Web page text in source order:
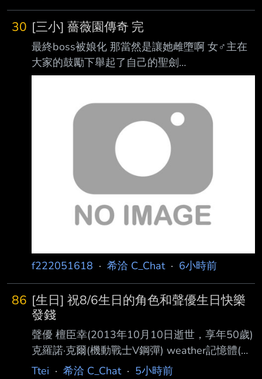
根本不是，那在吠吠什麼？） /// 我不算死忠FE
粉-- /風花雪月四線全通關，遊玩時數大概800+
（本命：帝彌托利！） /風花雪月無雙紅藍通
關，遊玩時數大概300+ （黃沒通關單純庫洛德
款，在初始選角時都沒有稱呼男女，只有名字和
30 [三小] 薔薇園傳奇 完
最終boss被娘化 那當然是讓她雌墮啊 女♂主在
大家的鼓勵下舉起了自己的聖劍
https://imgpoi.com/i/OFNE8G.png 操你全家
運(娘)在男女主的齊心協力(３Ｐ)下回歸自然
https://imgpoi.com/i/OFNVL9.png 男主齊格短暫
活了又死了 最終結局女主鴒為了復活男主踏上
了旅程 https://imgpoi.com/i/OFND95.png
https://imgpoi.com/i/OFN
f222051618 · 希洽 C_Chat· 6小時前
86 [生日] 祝8/6生日的角色和聲優生日快樂
發錢
聲優 檀臣幸(2013年10月10日逝世，享年50歲)
克羅諾·克爾(機動戰士V鋼彈) weather記憶體(假
面騎士W) 干柿鬼鮫(火影忍者) 折原征也，主任
Ttei · 希洽 C_Chat· 5小時前